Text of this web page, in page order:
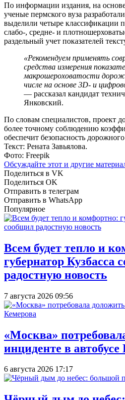
По информации издания, на
ученые пермского вуза
выделили четыре классификации
слабо-, средне- и
раздельный учет показателей
«Рекомендуем применять
средства измерения
макрошероховатости
числе на основе 3D- и
— рассказал кандидат
Янковский.
По словам специалистов, проект
более точному соблюдению
обеспечит безопасность
Текст: Рената Завьялова.
Фото: Freepik
Обсуждайте этот и другие
Поделиться в VK
Поделиться OK
Отправить в телеграм
Отправить в WhatsApp
Популярное
Всем будет тепло и
губернатор Кузбасса
радостную новость
7 августа 2026 09:56
«Москва»
инциденте в автобусе
6 августа 2026 17:17